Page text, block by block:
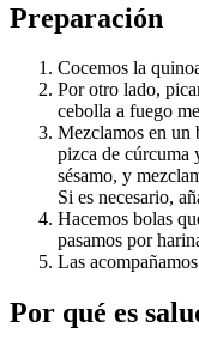
Preparación
Cocemos la
Por otro lado,
cebolla a fuego
Mezclamos en un
pizca de cúrcuma
sésamo, y
Si es necesario,
Hacemos bolas
pasamos por
Las
Por qué es